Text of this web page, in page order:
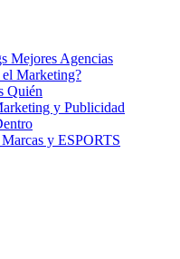
Mejores Agencias
el Marketing?
Quién
y Publicidad
y ESPORTS